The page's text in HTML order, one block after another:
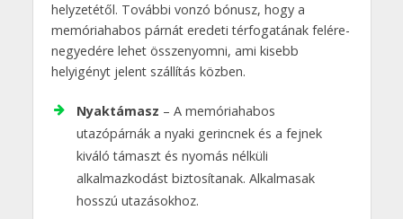
helyzetétől. További vonzó bónusz, hogy a
memóriahabos párnát eredeti térfogatának felére-
negyedére lehet összenyomni, ami kisebb
helyigényt jelent szállítás közben.
Nyaktámasz – A memóriahabos
utazópárnák a nyaki gerincnek és a fejnek
kiváló támaszt és nyomás nélküli
alkalmazkodást biztosítanak. Alkalmasak
hosszú utazásokhoz.